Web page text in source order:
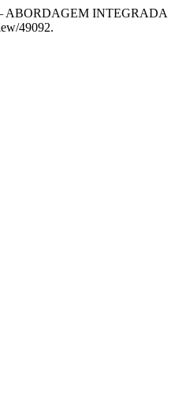
ABORDAGEM INTEGRADA
49092.